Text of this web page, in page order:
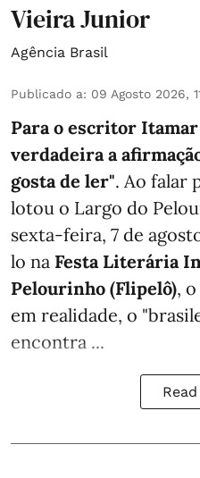
Vieira Junior
Agência Brasil
Publicado a: 09 Agosto 2026,
Para o escritor
verdadeira a
gosta de ler". Ao falar
lotou o Largo do
sexta-feira, 7 de
lo na Festa Literária
Pelourinho (Flipelô),
em realidade, o
encontra ...